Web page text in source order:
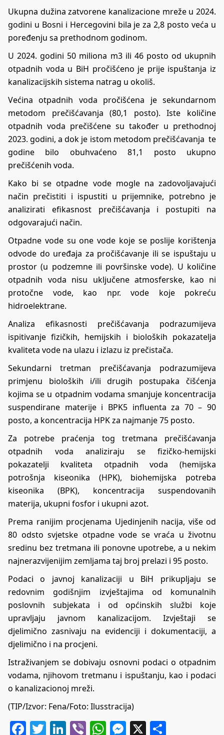
Ukupna dužina zatvorene kanalizacione mreže u 2024.
godini u Bosni i Hercegovini bila je za 2,8 posto veća u
poređenju sa prethodnom godinom.
U 2024. godini 50 miliona m3 ili 46 posto od ukupnih
otpadnih voda u BiH pročišćeno je prije ispuštanja iz
kanalizacijskih sistema natrag u okoliš.
Većina otpadnih voda pročišćena je sekundarnom
metodom prečišćavanja (80,1 posto). Iste količine
otpadnih voda prečišćene su također u prethodnoj
2023. godini, a dok je istom metodom prečišćavanja te
godine bilo obuhvaćeno 81,1 posto ukupno
prečišćenih voda.
Kako bi se otpadne vode mogle na zadovoljavajući
način prečistiti i ispustiti u prijemnike, potrebno je
analizirati efikasnost prečišćavanja i postupiti na
odgovarajući način.
Otpadne vode su one vode koje se poslije korištenja
odvode do uređaja za pročišćavanje ili se ispuštaju u
prostor (u podzemne ili površinske vode). U količine
otpadnih voda nisu uključene atmosferske, kao ni
protočne vode, kao npr. vode koje pokreću
hidroelektrane.
Analiza efikasnosti prečišćavanja podrazumijeva
ispitivanje fizičkih, hemijskih i bioloških pokazatelja
kvaliteta vode na ulazu i izlazu iz prečistača.
Sekundarni tretman prečišćavanja podrazumijeva
primjenu bioloških i/ili drugih postupaka čišćenja
kojima se u otpadnim vodama smanjuje koncentracija
suspendirane materije i BPK5 influenta za 70 – 90
posto, a koncentracija HPK za najmanje 75 posto.
Za potrebe praćenja tog tretmana prečišćavanja
otpadnih voda analiziraju se fizičko-hemijski
pokazatelji kvaliteta otpadnih voda (hemijska
potrošnja kiseonika (HPK), biohemijska potreba
kiseonika (BPK), koncentracija suspendovanih
materija, ukupni fosfor i ukupni azot.
Prema ranijim procjenama Ujedinjenih nacija, više od
80 odsto svjetske otpadne vode se vraća u životnu
sredinu bez tretmana ili ponovne upotrebe, a u nekim
najnerazvijenijim zemljama taj broj prelazi i 95 posto.
Podaci o javnoj kanalizaciji u BiH prikupljaju se
redovnim godišnjim izvještajima od komunalnih
poslovnih subjekata i od općinskih službi koje
upravljaju javnom kanalizacijom. Izvještaji se
djelimično zasnivaju na evidenciji i dokumentaciji, a
djelimično i na procjeni.
Istraživanjem se dobivaju osnovni podaci o otpadnim
vodama, njihovom tretmanu i ispuštanju, kao i podaci
o kanalizacionoj mreži.
(TIP/Izvor: Fena/Foto: Ilusstracija)
Facebook
Twitter
LinkedIn
ViberWhatsApp
Messenger
X